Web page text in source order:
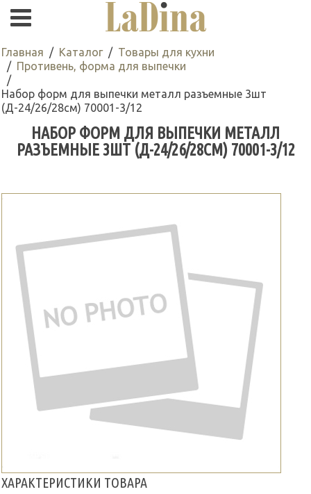
Главная Каталог
Товары для кухни
Противень, форма для выпечки
Набор форм для выпечки металл разъемные 3шт
(Д-24/26/28см) 70001-3/12
НАБОР ФОРМ ДЛЯ ВЫПЕЧКИ МЕТАЛЛ
РАЗЪЕМНЫЕ 3ШТ (Д-24/26/28СМ) 70001-3/12
ХАРАКТЕРИСТИКИ ТОВАРА